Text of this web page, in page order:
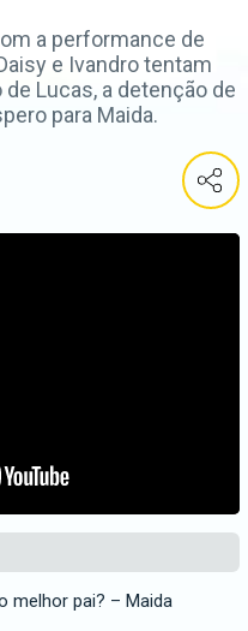
a performance de
e Ivandro tentam
Lucas, a detenção de
para Maida.
melhor pai? – Maida